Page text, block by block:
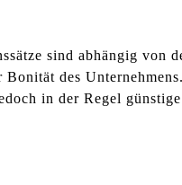
sind abhängig von
Bonität des
in der Regel